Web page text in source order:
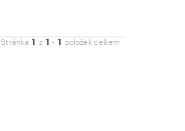
Stránka 1 z 1 - 1 položek celkem